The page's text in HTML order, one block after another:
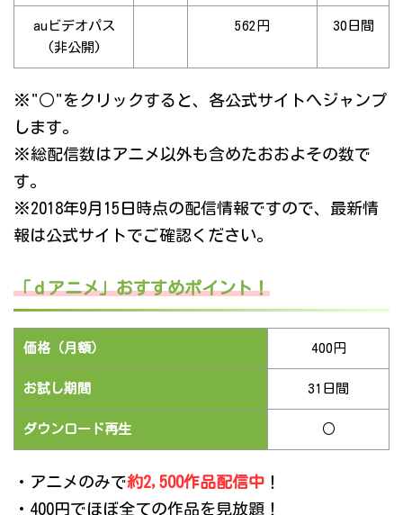
auビデオパス
(非公開)
562円 30日間
※"○"をクリックすると、各公式サイトへジャンプ
します。
※総配信数はアニメ以外も含めたおおよその数で
す。
※2018年9月15日時点の配信情報ですので、最新情
報は公式サイトでご確認ください。
「ｄアニメ」おすすめポイント！
価格（月額） 400円
お試し期間 31日間
ダウンロード再生 ○
・アニメのみで約2,500作品配信中 ！
・400円でほぼ全ての作品を見放題！